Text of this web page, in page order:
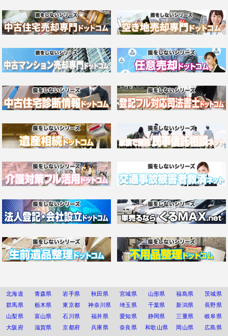
北海道 青森県 岩手県 秋田県 宮城県 山形県 福島県
茨城県
群馬県
栃木県 東京都 神奈川県 埼玉県 千葉県 新潟県
長野県
山梨県
富山県 石川県 福井県 愛知県 静岡県 三重県
岐阜県
大阪府
滋賀県 京都府 兵庫県 奈良県 和歌山県 岡山県
広島県